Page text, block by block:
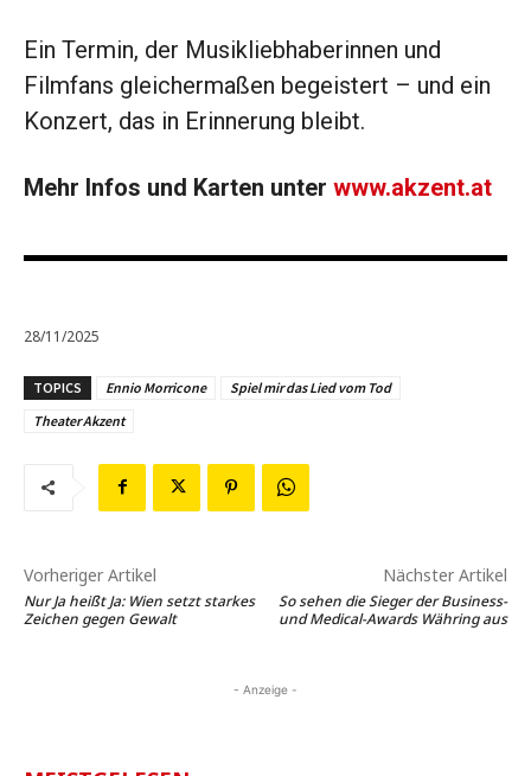
Ein Termin, der Musikliebhaberinnen und
Filmfans gleichermaßen begeistert – und ein
Konzert, das in Erinnerung bleibt.
Mehr Infos und Karten unter www.akzent.at
28/11/2025
TOPICS Ennio Morricone
Spiel mir das Lied vom Tod
Theater Akzent
Vorheriger Artikel
Nur Ja heißt Ja: Wien setzt starkes
Zeichen gegen Gewalt
Nächster Artikel
So sehen die Sieger der Business-
und Medical-Awards Währing aus
- Anzeige -